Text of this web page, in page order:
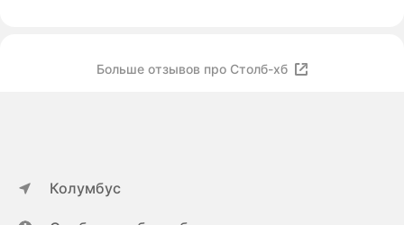
Больше отзывов про Столб-хб
Колумбус